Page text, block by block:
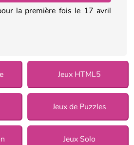
la première fois le 17 avril
Jeux HTML5
Jeux de Puzzles
Jeux Solo